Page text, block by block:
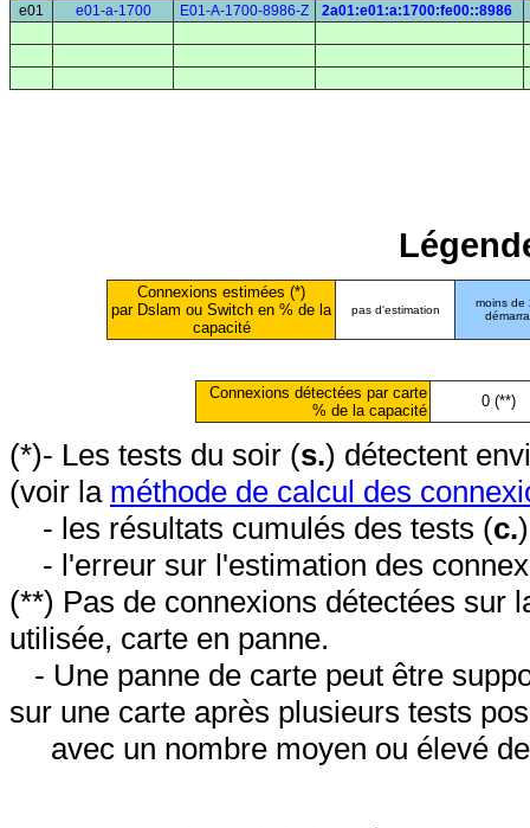
e01 e01-a-1700 E01-A-1700-8986-Z 2a01:e01:a:1700:fe00::8986
Connexions estimées (*)
par Dslam ou Switch en % de la
capacité
pas d'estimation
moins de
Connexions détectées par carte
% de la capacité
0 (**)
(*)- Les tests du soir (s.) détectent
(voir la méthode de calcul des
- les résultats cumulés des tests (c.
- l'erreur sur l'estimation des
(**) Pas de connexions détectées sur
utilisée, carte en panne.
- Une panne de carte peut être
sur une carte après plusieurs tests
avec un nombre moyen ou élevé